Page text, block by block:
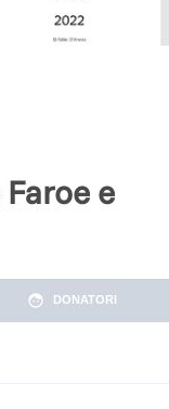
e
DONATORI